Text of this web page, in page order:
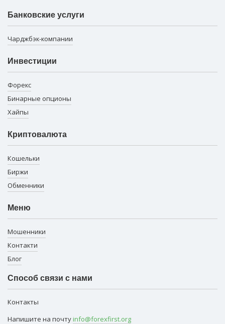
Банковские услуги
Чарджбэк-компании
Инвестиции
Форекс
Бинарные опционы
Хайпы
Криптовалюта
Кошельки
Биржи
Обменники
Меню
Мошенники
Контакти
Блог
Способ связи с нами
Контакты
Напишите на почту info@forexfirst.org